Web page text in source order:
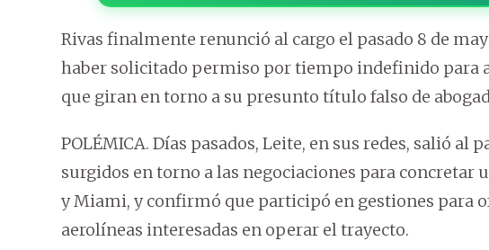
Rivas finalmente renunció al cargo el pasado 8 de
haber solicitado permiso por tiempo indefinido para
que giran en torno a su presunto título falso de
POLÉMICA. Días pasados, Leite, en sus redes, salió
surgidos en torno a las negociaciones para concretar
y Miami, y confirmó que participó en gestiones para
aerolíneas interesadas en operar el trayecto.